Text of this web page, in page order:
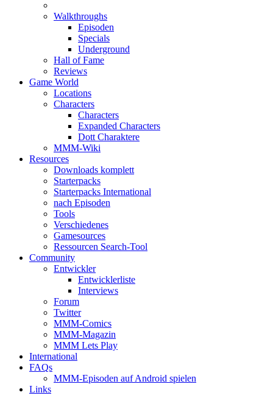
Walkthroughs
Episoden
Specials
Underground
Hall of Fame
Reviews
Game World
Locations
Characters
Characters
Expanded Characters
Dott Charaktere
MMM-Wiki
Resources
Downloads komplett
Starterpacks
Starterpacks International
nach Episoden
Tools
Verschiedenes
Gamesources
Ressourcen Search-Tool
Community
Entwickler
Entwicklerliste
Interviews
Forum
Twitter
MMM-Comics
MMM-Magazin
MMM Lets Play
International
FAQs
MMM-Episoden auf Android spielen
Links